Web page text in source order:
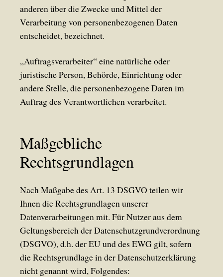
anderen über die Zwecke und Mittel der
Verarbeitung von personenbezogenen Daten
entscheidet, bezeichnet.
„Auftragsverarbeiter“ eine natürliche oder
juristische Person, Behörde, Einrichtung oder
andere Stelle, die personenbezogene Daten im
Auftrag des Verantwortlichen verarbeitet.
Maßgebliche
Rechtsgrundlagen
Nach Maßgabe des Art. 13 DSGVO teilen wir
Ihnen die Rechtsgrundlagen unserer
Datenverarbeitungen mit. Für Nutzer aus dem
Geltungsbereich der Datenschutzgrundverordnung
(DSGVO), d.h. der EU und des EWG gilt, sofern
die Rechtsgrundlage in der Datenschutzerklärung
nicht genannt wird, Folgendes: